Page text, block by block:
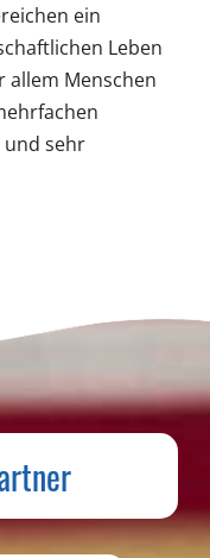
ein
Leben
allem Menschen
sehr